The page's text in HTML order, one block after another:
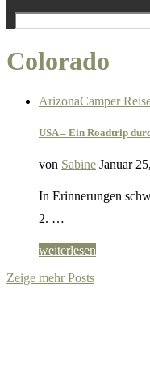
Colorado
ArizonaCamper
USA – Ein Roadtrip
von Sabine Januar
In Erinnerungen
2. …
weiterlesen
Zeige mehr Posts